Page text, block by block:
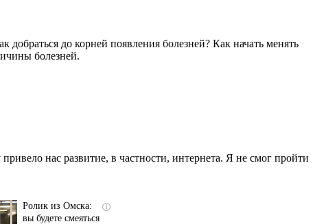
добраться до корней появления болезней? Как начать менять
болезней.
нас развитие, в частности, интернета. Я не смог пройти
i
Ролик из Омска:
вы будете смеяться